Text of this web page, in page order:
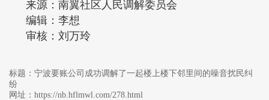
来源：南翼社区人民调解委员会
编辑：李想
审核：刘万玲
标题： 宁波要账公司成功调解了一起楼上楼下邻里间的噪音扰民纠
纷
网址： https://nb.hflmwl.com/278.html